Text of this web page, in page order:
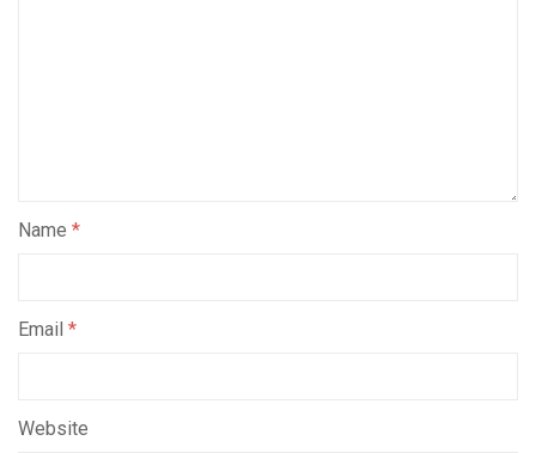
Name *
Email *
Website